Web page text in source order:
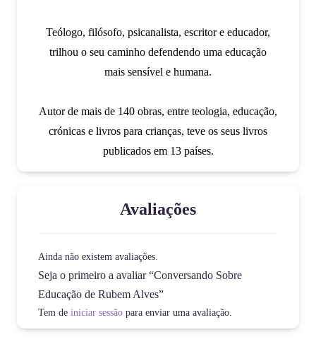
Teólogo, filósofo, psicanalista, escritor e educador,
trilhou o seu caminho defendendo uma educação
mais sensível e humana.
Autor de mais de 140 obras, entre teologia, educação,
crónicas e livros para crianças, teve os seus livros
publicados em 13 países.
Avaliações
Ainda não existem avaliações.
Seja o primeiro a avaliar “Conversando Sobre
Educação de Rubem Alves”
Tem de iniciar sessãopara enviar uma avaliação.